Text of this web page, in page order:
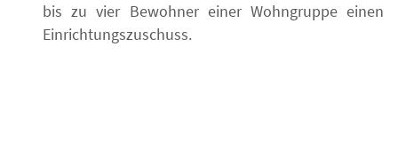
bis zu vier Bewohner einer Wohngruppe einen
Einrichtungszuschuss.